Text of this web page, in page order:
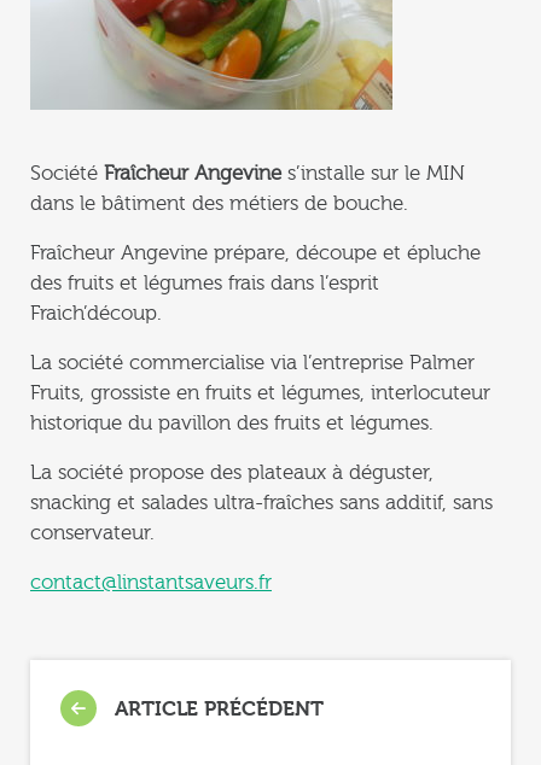
Société Fraîcheur Angevines’installe sur le MIN
dans le bâtiment des métiers de bouche.
Fraîcheur Angevine prépare, découpe et épluche
des fruits et légumes frais dans l’esprit
Fraich’découp.
La société commercialise via l’entreprise Palmer
Fruits, grossiste en fruits et légumes, interlocuteur
historique du pavillon des fruits et légumes.
La société propose des plateaux à déguster,
snacking et salades ultra-fraîches sans additif, sans
conservateur.
contact@linstantsaveurs.fr
ARTICLE PRÉCÉDENT